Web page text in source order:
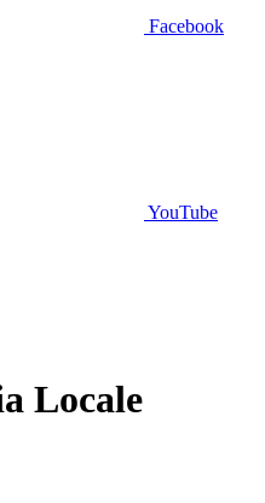
Facebook
YouTube
Locale